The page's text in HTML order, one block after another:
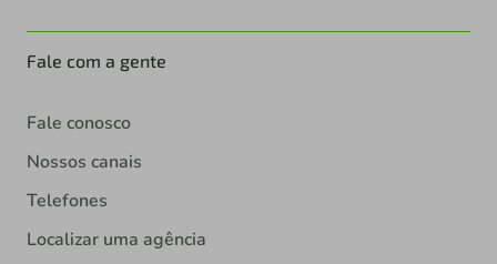
Fale com a gente
Fale conosco
Nossos canais
Telefones
Localizar uma agência